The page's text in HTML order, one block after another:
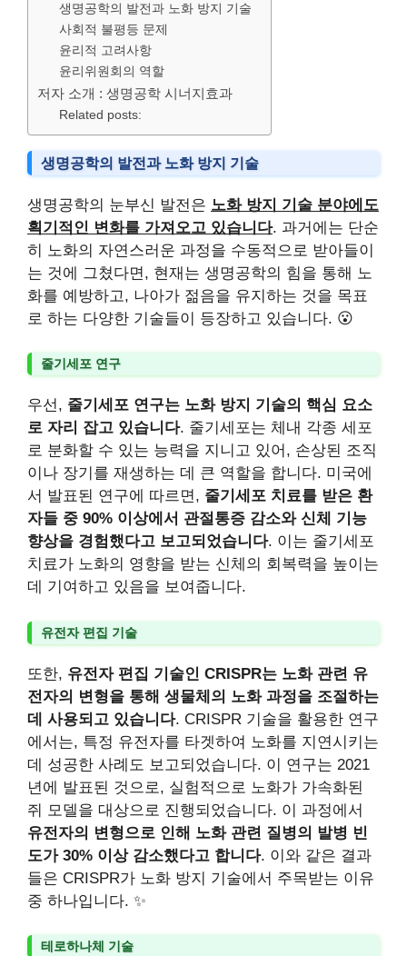
생명공학의 발전과 노화 방지 기술
사회적 불평등 문제
윤리적 고려사항
윤리위원회의 역할
저자 소개 : 생명공학 시너지효과
Related posts:
생명공학의 발전과 노화 방지 기술
생명공학의 눈부신 발전은 노화 방지 기술 분야에도
획기적인 변화를 가져오고 있습니다. 과거에는 단순
히 노화의 자연스러운 과정을 수동적으로 받아들이
는 것에 그쳤다면, 현재는 생명공학의 힘을 통해 노
화를 예방하고, 나아가 젊음을 유지하는 것을 목표
로 하는 다양한 기술들이 등장하고 있습니다. 😮
줄기세포 연구
우선, 줄기세포 연구는 노화 방지 기술의 핵심 요소
로 자리 잡고 있습니다. 줄기세포는 체내 각종 세포
로 분화할 수 있는 능력을 지니고 있어, 손상된 조직
이나 장기를 재생하는 데 큰 역할을 합니다. 미국에
서 발표된 연구에 따르면, 줄기세포 치료를 받은 환
자들 중 90% 이상에서 관절통증 감소와 신체 기능
향상을 경험했다고 보고되었습니다. 이는 줄기세포
치료가 노화의 영향을 받는 신체의 회복력을 높이는
데 기여하고 있음을 보여줍니다.
유전자 편집 기술
또한, 유전자 편집 기술인 CRISPR는 노화 관련 유
전자의 변형을 통해 생물체의 노화 과정을 조절하는
데 사용되고 있습니다. CRISPR 기술을 활용한 연구
에서는, 특정 유전자를 타겟하여 노화를 지연시키는
데 성공한 사례도 보고되었습니다. 이 연구는 2021
년에 발표된 것으로, 실험적으로 노화가 가속화된
쥐 모델을 대상으로 진행되었습니다. 이 과정에서
유전자의 변형으로 인해 노화 관련 질병의 발병 빈
도가 30% 이상 감소했다고 합니다. 이와 같은 결과
들은 CRISPR가 노화 방지 기술에서 주목받는 이유
중 하나입니다. ✨
테로하나체 기술